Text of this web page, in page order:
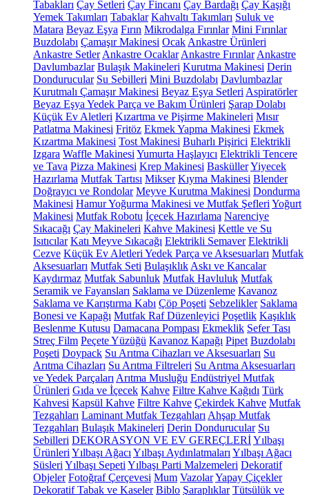
Tabakları Çay Setleri Çay Fincanı Çay Bardağı Çay Kaşığı
Yemek Takımları Tabaklar Kahvaltı Takımları Suluk ve
Matara Beyaz Eşya Fırın Mikrodalga Fırınlar Mini Fırınlar
Buzdolabı Çamaşır Makinesi Ocak Ankastre Ürünleri
Ankastre Setler Ankastre Ocaklar Ankastre Fırınlar Ankastre
Davlumbazlar Bulaşık Makineleri Kurutma Makinesi Derin
Dondurucular Su Sebilleri Mini Buzdolabı Davlumbazlar
Kurutmalı Çamaşır Makinesi Beyaz Eşya Setleri Aspiratörler
Beyaz Eşya Yedek Parça ve Bakım Ürünleri Şarap Dolabı
Küçük Ev Aletleri Kızartma ve Pişirme Makineleri Mısır
Patlatma Makinesi Fritöz Ekmek Yapma Makinesi Ekmek
Kızartma Makinesi Tost Makinesi Buharlı Pişirici Elektrikli
Izgara Waffle Makinesi Yumurta Haşlayıcı Elektrikli Tencere
ve Tava Pizza Makinesi Krep Makinesi BasküllerYiyecek
Hazırlama Mutfak Tartısı Mikser Kıyma Makinesi Blender
Doğrayıcı ve Rondolar Meyve Kurutma Makinesi Dondurma
Makinesi Hamur Yoğurma Makinesi ve Mutfak Şefleri Yoğurt
Makinesi Mutfak Robotu İçecek Hazırlama Narenciye
Sıkacağı Çay Makineleri Kahve Makinesi Kettle ve Su
Isıtıcılar Katı Meyve Sıkacağı Elektrikli Semaver Elektrikli
Cezve Küçük Ev Aletleri Yedek Parça ve Aksesuarları Mutfak
Aksesuarları Mutfak Seti Bulaşıklık Askı ve Kancalar
Kaydırmaz Mutfak Sabunluk Mutfak Havluluk Mutfak
Seramik ve Fayansları Saklama ve Düzenleme Kavanoz
Saklama ve Karıştırma Kabı Çöp Poşeti Sebzelikler Saklama
Bonesi ve Kapağı Mutfak Raf Düzenleyici Poşetlik Kaşıklık
Beslenme Kutusu Damacana Pompası Ekmeklik Sefer Tası
Streç Film Peçete Yüzüğü Kavanoz Kapağı Pipet Buzdolabı
Poşeti Doypack Su Arıtma Cihazları ve Aksesuarları Su
Arıtma Cihazları Su Arıtma Filtreleri Su Arıtma Aksesuarları
ve Yedek Parçaları Arıtma Musluğu Endüstriyel Mutfak
Ürünleri Gıda ve İçecek Kahve Filtre Kahve Kağıdı Türk
Kahvesi Kapsül Kahve Filtre Kahve Çekirdek Kahve Mutfak
Tezgahları Laminant Mutfak Tezgahları Ahşap Mutfak
Tezgahları Bulaşık Makineleri Derin Dondurucular Su
Sebilleri DEKORASYON VE EV GEREÇLERİYılbaşı
Ürünleri Yılbaşı Ağacı Yılbaşı Aydınlatmaları Yılbaşı Ağacı
Süsleri Yılbaşı Sepeti Yılbaşı Parti Malzemeleri Dekoratif
Objeler Fotoğraf Çerçevesi Mum VazolarYapay Çiçekler
Dekoratif Tabak ve Kaseler Biblo Şaraplıklar Tütsülük ve